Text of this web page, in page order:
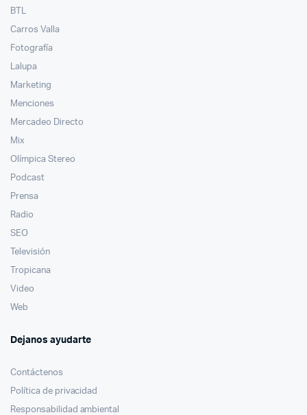
BTL
Carros Valla
Fotografía
Lalupa
Marketing
Menciones
Mercadeo Directo
Mix
Olímpica Stereo
Podcast
Prensa
Radio
SEO
Televisión
Tropicana
Video
Web
Dejanos ayudarte
Contáctenos
Política de privacidad
Responsabilidad ambiental